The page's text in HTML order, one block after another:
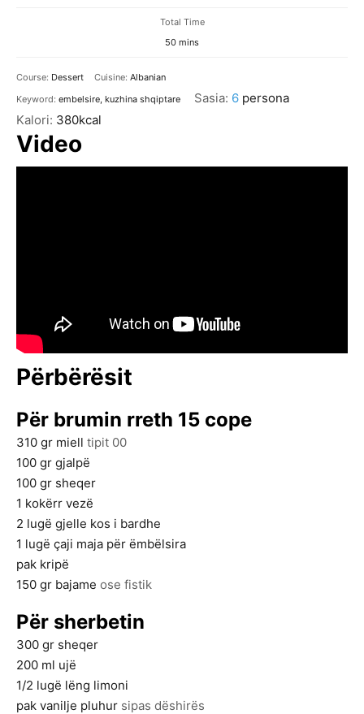
Total Time
50minutes
mins
Course: Dessert Cuisine:Albanian
Keyword: embelsire, kuzhina shqiptare Sasia: 6 persona
Kalori: 380kcal
Video
Përbërësit
Për brumin rreth 15 cope
310 gr miell tipit 00
100 gr gjalpë
100 gr sheqer
1 kokërr vezë
2 lugë gjelle kos i bardhe
1 lugë çaji maja për ëmbëlsira
pak kripë
150 gr bajame ose fistik
Për sherbetin
300 gr sheqer
200 ml ujë
1/2 lugë lëng limoni
pak vanilje pluhur sipas dëshirës